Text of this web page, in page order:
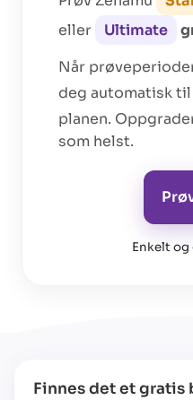
eller
Ultimate
Når
deg automatisk til
planen.
som helst.
Enkelt og
Finnes det et